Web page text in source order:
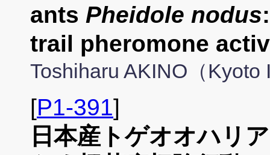
ants Pheidole nodus
trail pheromone
Toshiharu AKINO（Kyoto
[P1-391]
日本産トゲオオハリ